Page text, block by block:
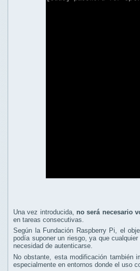
Una vez introducida, no será necesario
en tareas consecutivas.
Según la Fundación Raspberry Pi, el
podía suponer un riesgo, ya que
necesidad de autenticarse.
No obstante, esta modificación también
especialmente en entornos donde el uso